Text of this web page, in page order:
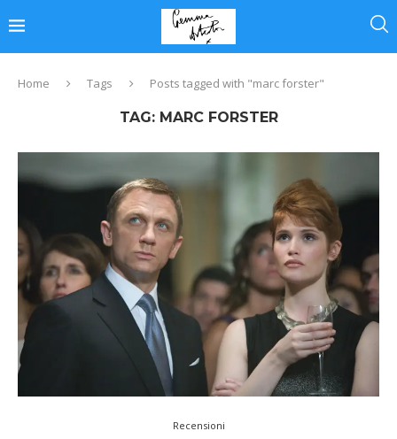
Home Tags Posts tagged with "marc forster"
TAG: MARC FORSTER
Recensioni